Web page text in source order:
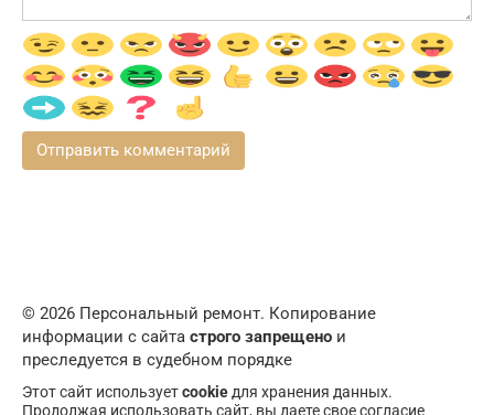
© 2026 Персональный ремонт. Копирование
информации с сайта строго запрещено и
преследуется в судебном порядке
Этот сайт используетcookie для хранения данных.
Продолжая использовать сайт, вы даете свое согласие